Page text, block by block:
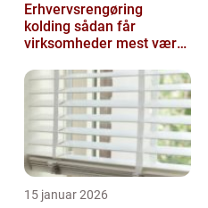
Erhvervsrengøring
kolding sådan får
virksomheder mest værdi
15 januar 2026